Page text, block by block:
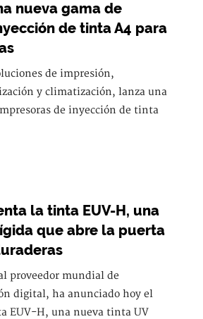
nueva gama de
de tinta A4 para
de impresión,
y climatización, lanza una
de inyección de tinta
la tinta EUV-H, una
que abre la puerta
proveedor mundial de
digital, ha anunciado hoy el
EUV-H, una nueva tinta UV